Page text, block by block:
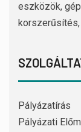
eszközök,
Pályázatírás
Pályázati